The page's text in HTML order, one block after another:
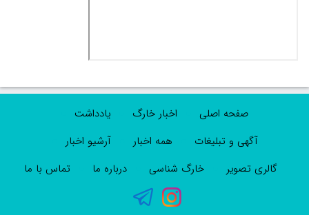
صفحه اصلی اخبار خارگ
یادداشت
آگهی و تبلیغات
همه اخبار
آرشیو اخبار
گالری تصویر
خارگ شناسی درباره ما تماس با ما